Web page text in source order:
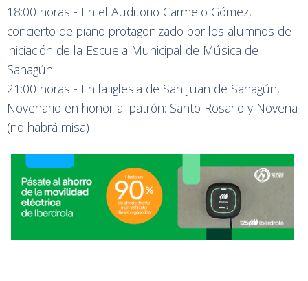
18:00 horas - En el Auditorio Carmelo Gómez,
concierto de piano protagonizado por los alumnos de
iniciación de la Escuela Municipal de Música de
Sahagún
21:00 horas - En la iglesia de San Juan de Sahagún,
Novenario en honor al patrón: Santo Rosario y Novena
(no habrá misa)